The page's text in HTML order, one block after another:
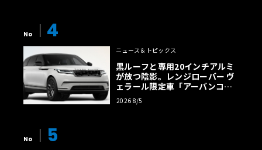
No 4
ニュース＆トピックス
黒ルーフと専用20インチアルミ
が放つ陰影。レンジローバー ヴ
ェラール限定車「アーバンコン
トラスト・エディション」登場
2026 8/5
No 5